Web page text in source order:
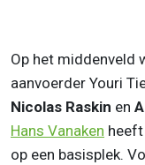
Op het middenveld
aanvoerder Youri
Nicolas Raskin en
Hans Vanaken
op een basisplek.